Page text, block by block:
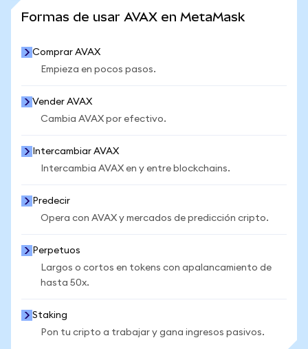
Formas de usar AVAX en MetaMask
Comprar AVAX
Empieza en pocos pasos.
Vender AVAX
Cambia AVAX por efectivo.
Intercambiar AVAX
Intercambia AVAX en y entre blockchains.
Predecir
Opera con AVAX y mercados de predicción cripto.
Perpetuos
Largos o cortos en tokens con apalancamiento de
hasta 50x.
Staking
Pon tu cripto a trabajar y gana ingresos pasivos.